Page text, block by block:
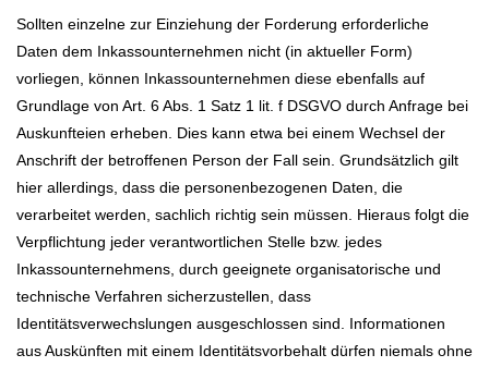
Sollten einzelne zur Einziehung der Forderung erforderliche
Daten dem Inkassounternehmen nicht (in aktueller Form)
vorliegen, können Inkassounternehmen diese ebenfalls auf
Grundlage von Art. 6 Abs. 1 Satz 1 lit. f DSGVO durch Anfrage bei
Auskunfteien erheben. Dies kann etwa bei einem Wechsel der
Anschrift der betroffenen Person der Fall sein. Grundsätzlich gilt
hier allerdings, dass die personenbezogenen Daten, die
verarbeitet werden, sachlich richtig sein müssen. Hieraus folgt die
Verpflichtung jeder verantwortlichen Stelle bzw. jedes
Inkassounternehmens, durch geeignete organisatorische und
technische Verfahren sicherzustellen, dass
Identitätsverwechslungen ausgeschlossen sind. Informationen
aus Auskünften mit einem Identitätsvorbehalt dürfen niemals ohne